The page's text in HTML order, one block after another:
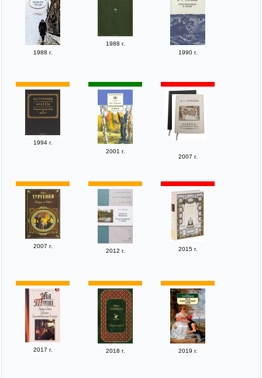
1988 г.
1988 г.
1990 г.
1994 г.
2001 г.
2007 г.
2007 г.
2012 г. 2015 г.
2017 г. 2018 г. 2019 г.